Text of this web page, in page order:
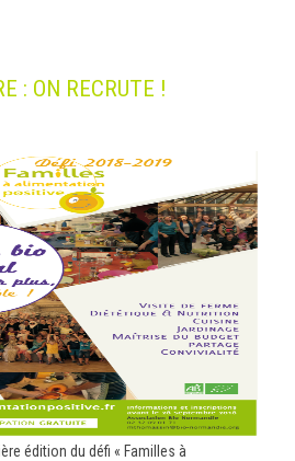
: ON RECRUTE !
édition du défi « Familles à